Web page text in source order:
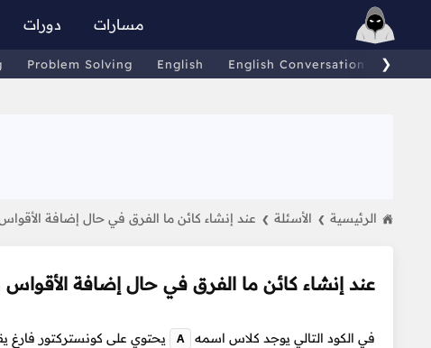
مسارات دورات
Problem Solving English English Conversations ❯
الرئيسية ❯ الأسئلة ❯ عند إنشاء كائن ما الفرق في حال إضافة
عند إنشاء كائن ما الفرق في حال إضافة
في الكود التالي يوجد كلاس اسمه A يحتوي على كونستركتور فارغ